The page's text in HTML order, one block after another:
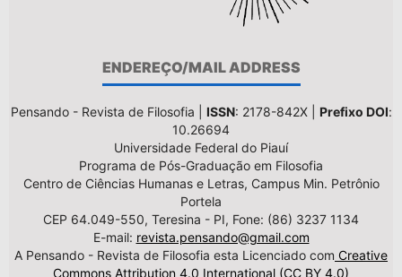
ENDEREÇO/MAIL ADDRESS
Pensando - Revista de Filosofia | ISSN: 2178-842X | Prefixo DOI:
10.26694
Universidade Federal do Piauí
Programa de Pós-Graduação em Filosofia
Centro de Ciências Humanas e Letras, Campus Min. Petrônio
Portela
CEP 64.049-550, Teresina - PI, Fone: (86) 3237 1134
E-mail: revista.pensando@gmail.com
A Pensando - Revista de Filosofia esta Licenciado com Creative
Commons Attribution 4.0 International (CC BY 4.0)